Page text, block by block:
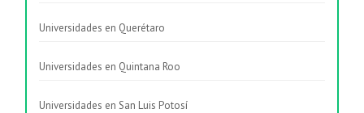
Universidades en Querétaro
Universidades en Quintana Roo
Universidades en San Luis Potosí